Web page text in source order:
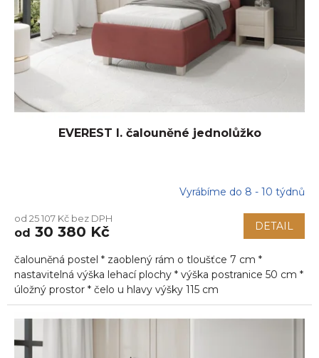
EVEREST I. čalouněné jednolůžko
Vyrábíme do 8 - 10 týdnů
od 25 107 Kč bez DPH
od 30 380 Kč DETAIL
čalouněná postel * zaoblený rám o tloušťce 7 cm *
nastavitelná výška lehací plochy * výška postranice 50 cm *
úložný prostor * čelo u hlavy výšky 115 cm